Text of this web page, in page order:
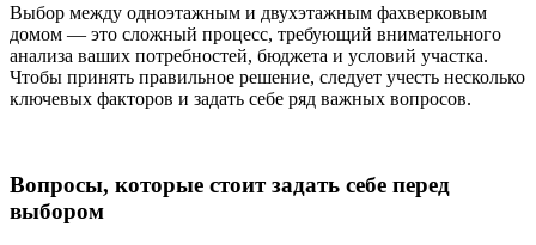
Выбор между одноэтажным и двухэтажным фахверковым
домом — это сложный процесс, требующий внимательного
анализа ваших потребностей, бюджета и условий участка.
Чтобы принять правильное решение, следует учесть несколько
ключевых факторов и задать себе ряд важных вопросов.
Вопросы, которые стоит задать себе перед
выбором